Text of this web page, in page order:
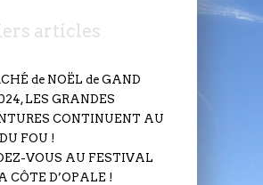
articles
de NOËL de GAND
LES GRANDES
CONTINUENT AU
FOU !
VOUS AU FESTIVAL
CÔTE D’OPALE !